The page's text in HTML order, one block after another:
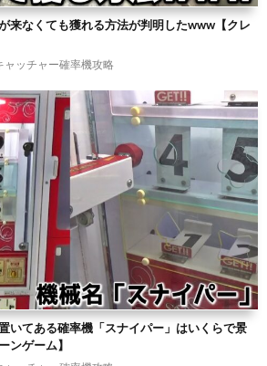
来なくても獲れる方法が判明したwww【クレ
ャッチャー確率機攻略
いてある確率機「スナイパー」はいくらで景
ンゲーム】